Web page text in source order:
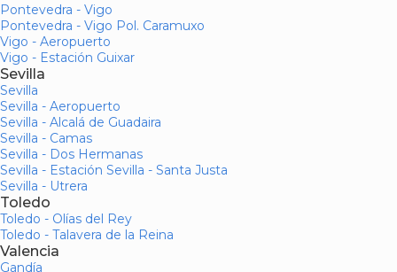
Pontevedra - Vigo
Pontevedra - Vigo Pol. Caramuxo
Vigo - Aeropuerto
Vigo - Estación Guixar
Sevilla
Sevilla
Sevilla - Aeropuerto
Sevilla - Alcalá de Guadaira
Sevilla - Camas
Sevilla - Dos Hermanas
Sevilla - Estación Sevilla - Santa Justa
Sevilla - Utrera
Toledo
Toledo - Olías del Rey
Toledo - Talavera de la Reina
Valencia
Gandía